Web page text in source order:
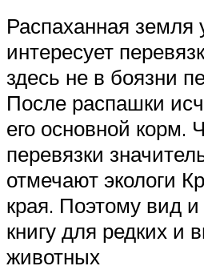
Распаханная земля
интересует
здесь не в боязни
После распашки
его основной корм.
перевязки
отмечают экологи
края. Поэтому вид
книгу для редких
животных